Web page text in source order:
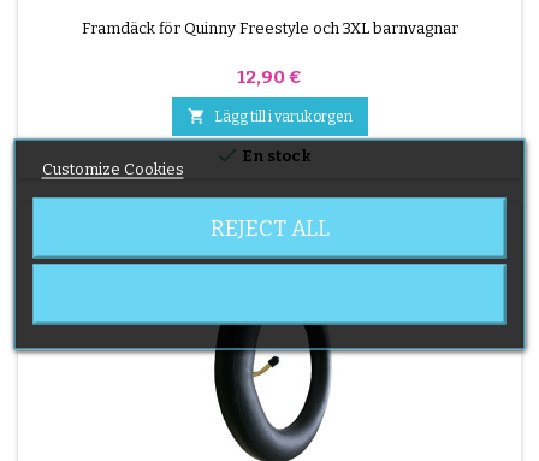
Framdäck för Quinny Freestyle och 3XL barnvagnar
Pris
12,90 €
 Lägg till i varukorgen
 En stock
Customize Cookies
REJECT ALL